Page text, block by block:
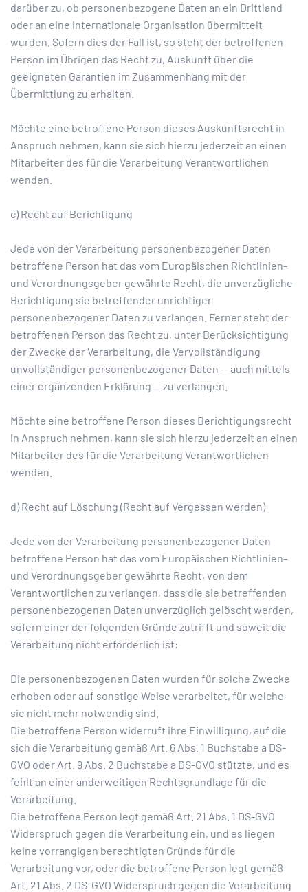
darüber zu, ob personenbezogene Daten an ein Drittland
oder an eine internationale Organisation übermittelt
wurden. Sofern dies der Fall ist, so steht der betroffenen
Person im Übrigen das Recht zu, Auskunft über die
geeigneten Garantien im Zusammenhang mit der
Übermittlung zu erhalten.
Möchte eine betroffene Person dieses Auskunftsrecht in
Anspruch nehmen, kann sie sich hierzu jederzeit an einen
Mitarbeiter des für die Verarbeitung Verantwortlichen
wenden.
c) Recht auf Berichtigung
Jede von der Verarbeitung personenbezogener Daten
betroffene Person hat das vom Europäischen Richtlinien-
und Verordnungsgeber gewährte Recht, die unverzügliche
Berichtigung sie betreffender unrichtiger
personenbezogener Daten zu verlangen. Ferner steht der
betroffenen Person das Recht zu, unter Berücksichtigung
der Zwecke der Verarbeitung, die Vervollständigung
unvollständiger personenbezogener Daten — auch mittels
einer ergänzenden Erklärung — zu verlangen.
Möchte eine betroffene Person dieses Berichtigungsrecht
in Anspruch nehmen, kann sie sich hierzu jederzeit an einen
Mitarbeiter des für die Verarbeitung Verantwortlichen
wenden.
d) Recht auf Löschung (Recht auf Vergessen werden)
Jede von der Verarbeitung personenbezogener Daten
betroffene Person hat das vom Europäischen Richtlinien-
und Verordnungsgeber gewährte Recht, von dem
Verantwortlichen zu verlangen, dass die sie betreffenden
personenbezogenen Daten unverzüglich gelöscht werden,
sofern einer der folgenden Gründe zutrifft und soweit die
Verarbeitung nicht erforderlich ist:
Die personenbezogenen Daten wurden für solche Zwecke
erhoben oder auf sonstige Weise verarbeitet, für welche
sie nicht mehr notwendig sind.
Die betroffene Person widerruft ihre Einwilligung, auf die
sich die Verarbeitung gemäß Art. 6 Abs. 1 Buchstabe a DS-
GVO oder Art. 9 Abs. 2 Buchstabe a DS-GVO stützte, und es
fehlt an einer anderweitigen Rechtsgrundlage für die
Verarbeitung.
Die betroffene Person legt gemäß Art. 21 Abs. 1 DS-GVO
Widerspruch gegen die Verarbeitung ein, und es liegen
keine vorrangigen berechtigten Gründe für die
Verarbeitung vor, oder die betroffene Person legt gemäß
Art. 21 Abs. 2 DS-GVO Widerspruch gegen die Verarbeitung